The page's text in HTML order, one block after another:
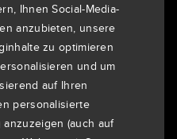
Ihnen Social-Media-
anzubieten, unsere
zu optimieren
und um
auf Ihren
personalisierte
anzuzeigen (auch auf